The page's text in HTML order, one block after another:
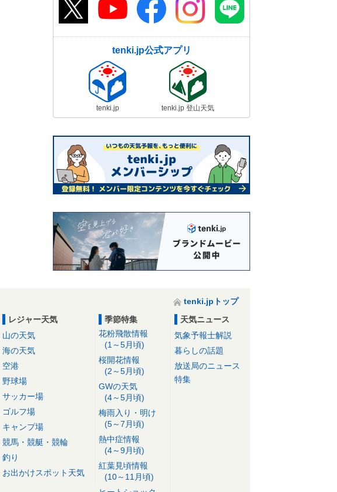
tenki.jp公式アプリ
tenki.jp tenki.jp 登山天気
tenki.jpトップ
レジャー天気
山の天気
海の天気
空港
野球場
サッカー場
ゴルフ場
キャンプ場
競馬・競艇・競輪
釣り
お出かけスポット天気
季節特集
花粉飛散情報
(1～5月頃)
桜開花情報
(2～5月頃)
GWの天気
(4～5月頃)
梅雨入り・明け
(5～7月頃)
熱中症情報
(4～9月頃)
紅葉見頃情報
(10～11月頃)
天気ニュース
気象予報士解説
暮らしの話題
放送局のニュース
特集